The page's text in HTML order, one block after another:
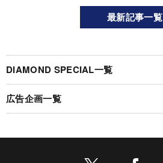
最新記事一覧
DIAMOND SPECIAL一覧
広告企画一覧